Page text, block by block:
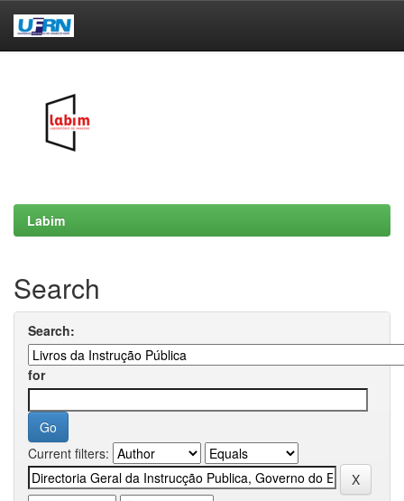
Labim
Search
Search:
for
Current filters: